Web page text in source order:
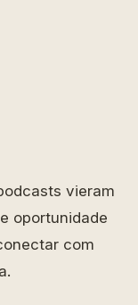
vieram
oportunidade
com